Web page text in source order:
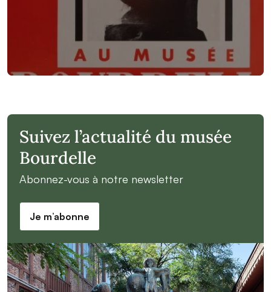
Suivez l’actualité du musée
Bourdelle
Abonnez-vous à notre newsletter
Je m’abonne